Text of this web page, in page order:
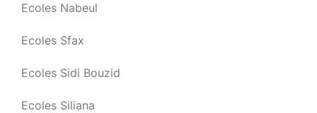
Ecoles Nabeul
Ecoles Sfax
Ecoles Sidi Bouzid
Ecoles Siliana